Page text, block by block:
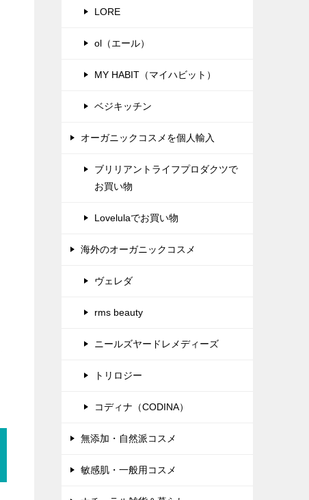
LORE
ol（エール）
MY HABIT（マイハビット）
ベジキッチン
オーガニックコスメを個人輸入
ブリリアントライフプロダクツで
お買い物
Lovelulaでお買い物
海外のオーガニックコスメ
ヴェレダ
rms beauty
ニールズヤードレメディーズ
トリロジー
コディナ（CODINA）
無添加・自然派コスメ
敏感肌・一般用コスメ